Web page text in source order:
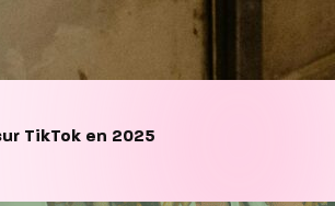
TikTok en 2025